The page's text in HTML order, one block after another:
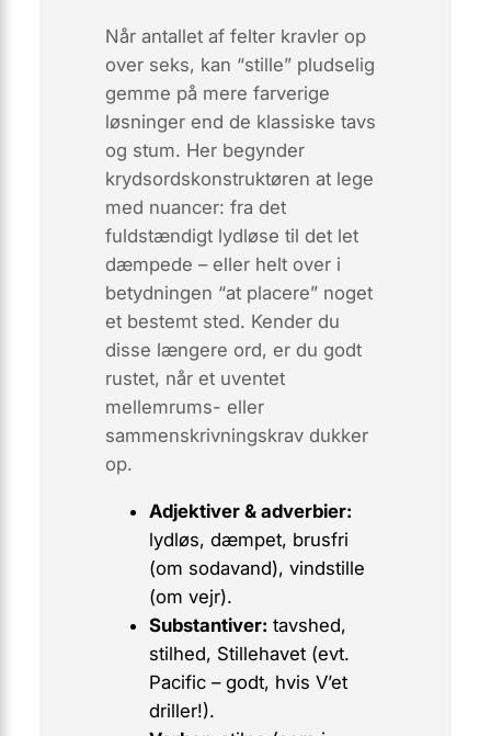
Når antallet af felter kravler op
over seks, kan “stille” pludselig
gemme på mere farverige
løsninger end de klassiske tavs
og stum. Her begynder
krydsordskonstruktøren at lege
med nuancer: fra det
fuldstændigt lydløse til det let
dæmpede – eller helt over i
betydningen “at placere” noget
et bestemt sted. Kender du
disse længere ord, er du godt
rustet, når et uventet
mellemrums- eller
sammenskrivnings­krav dukker
op.
Adjektiver & adverbier:
lydløs, dæmpet, brusfri
(om sodavand), vindstille
(om vejr).
Substantiver: tavshed,
stilhed, Stillehavet(evt.
Pacific– godt, hvis V’et
driller!).